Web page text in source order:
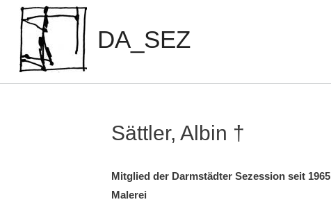
Inhalt
springen
DA_SEZ
Sättler, Albin †
Mitglied der Darmstädter Sezession seit 1965
Malerei